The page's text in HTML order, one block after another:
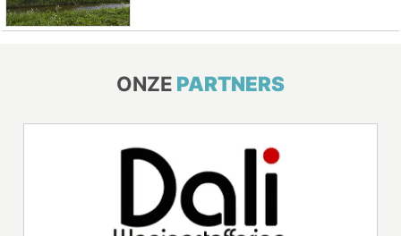
ONZE PARTNERS